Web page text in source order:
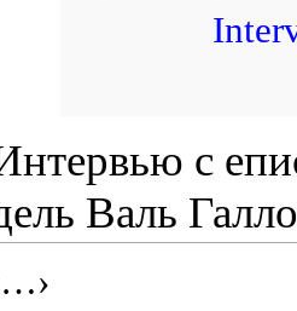
с
Валь